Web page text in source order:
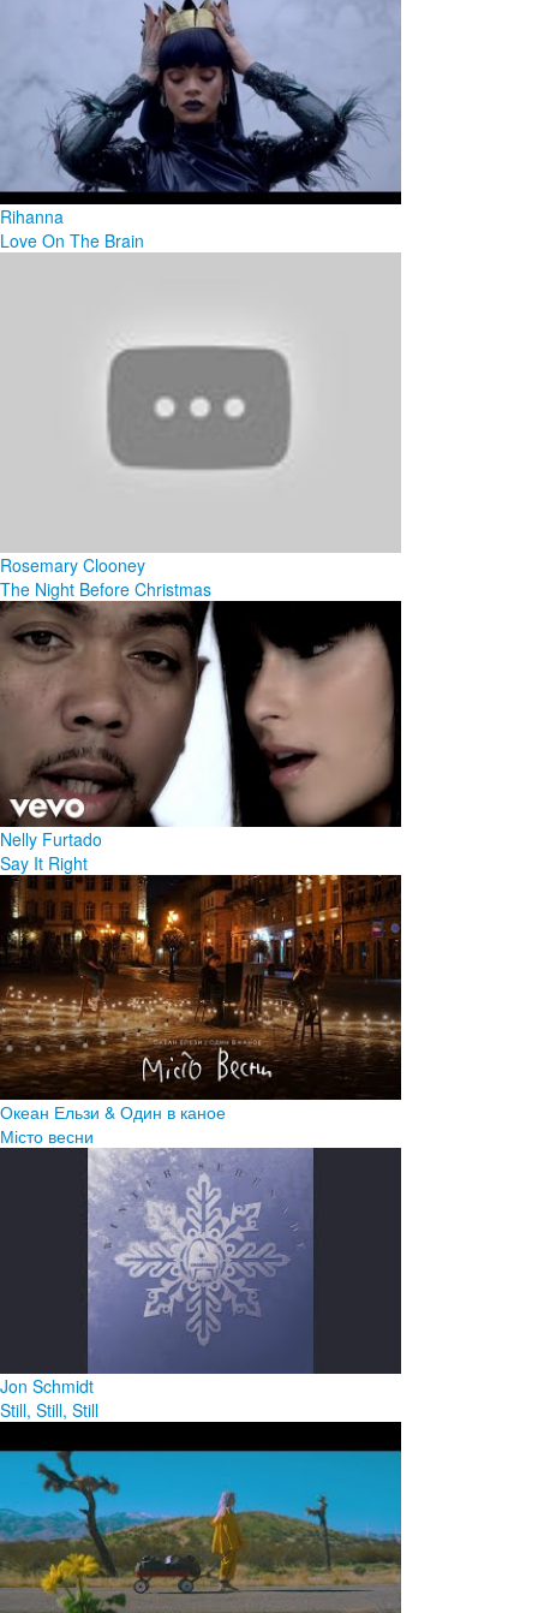
Rihanna
Love On The Brain
Rosemary Clooney
The Night Before Christmas
Nelly Furtado
Say It Right
Океан Ельзи & Один в каное
Місто весни
Jon Schmidt
Still, Still, Still